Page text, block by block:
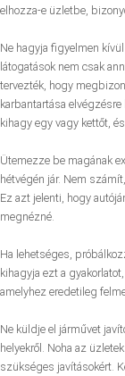
elhozza-e üzletbe,
Ne hagyja figyelmen
látogatások nem csak
tervezték, hogy
karbantartása
kihagy egy vagy kettőt,
Ütemezze be magának
hétvégén jár. Nem
Ez azt jelenti, hogy
megnézné.
Ha lehetséges,
kihagyja ezt a
amelyhez eredetileg
Ne küldje el járművet
helyekről. Noha az
szükséges javításokért.